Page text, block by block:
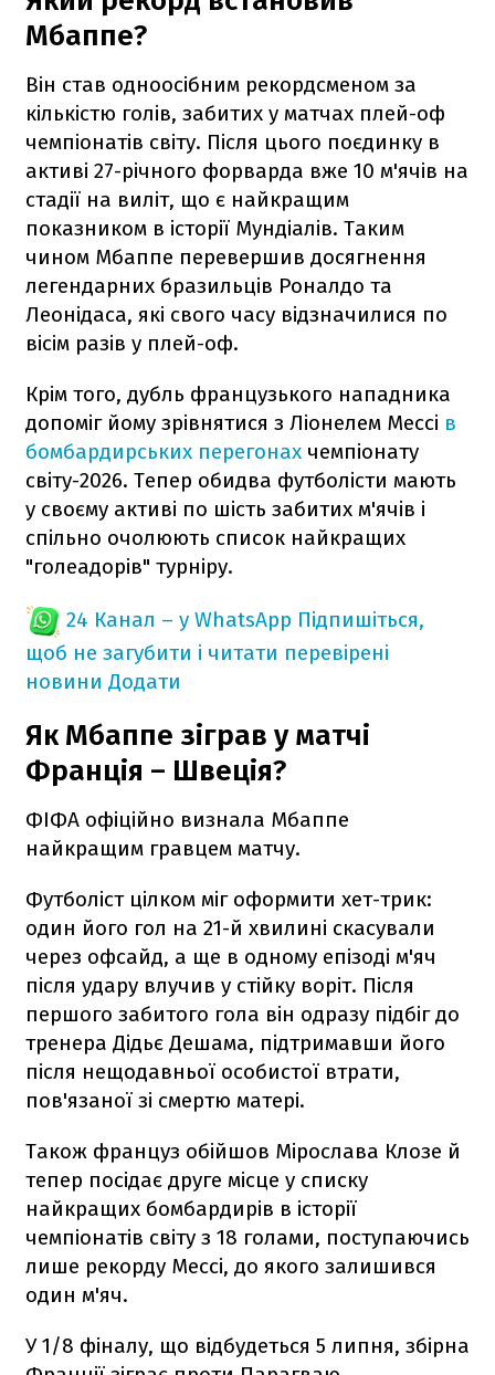
Мбаппе?
Він став одноосібним рекордсменом за
кількістю голів, забитих у матчах плей-оф
чемпіонатів світу. Після цього поєдинку в
активі 27-річного форварда вже 10 м'ячів на
стадії на виліт, що є найкращим
показником в історії Мундіалів. Таким
чином Мбаппе перевершив досягнення
легендарних бразильців Роналдо та
Леонідаса, які свого часу відзначилися по
вісім разів у плей-оф.
Крім того, дубль французького нападника
допоміг йому зрівнятися з Ліонелем Мессі в
бомбардирських перегонах чемпіонату
світу-2026. Тепер обидва футболісти мають
у своєму активі по шість забитих м'ячів і
спільно очолюють список найкращих
"голеадорів" турніру.
24 Канал – у WhatsApp Підпишіться,
щоб не загубити і читати перевірені
новини Додати
Як Мбаппе зіграв у матчі
Франція – Швеція?
ФІФА офіційно визнала Мбаппе
найкращим гравцем матчу.
Футболіст цілком міг оформити хет-трик:
один його гол на 21-й хвилині скасували
через офсайд, а ще в одному епізоді м'яч
після удару влучив у стійку воріт. Після
першого забитого гола він одразу підбіг до
тренера Дідьє Дешама, підтримавши його
після нещодавньої особистої втрати,
пов'язаної зі смертю матері.
Також француз обійшов Мірослава Клозе й
тепер посідає друге місце у списку
найкращих бомбардирів в історії
чемпіонатів світу з 18 голами, поступаючись
лише рекорду Мессі, до якого залишився
один м'яч.
У 1/8 фіналу, що відбудеться 5 липня, збірна